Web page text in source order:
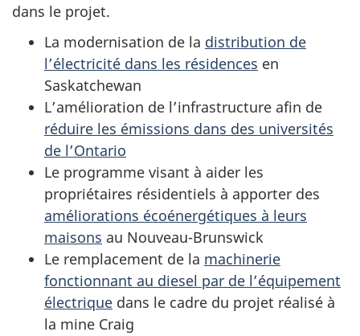
dans le projet.
La modernisation de la distribution de
l’électricité dans les résidences en
Saskatchewan
L’amélioration de l’infrastructure afin de
réduire les émissions dans des universités
de l’Ontario
Le programme visant à aider les
propriétaires résidentiels à apporter des
améliorations écoénergétiques à leurs
maisons au Nouveau-Brunswick
Le remplacement de la machinerie
fonctionnant au diesel par de l’équipement
électrique dans le cadre du projet réalisé à
la mine Craig